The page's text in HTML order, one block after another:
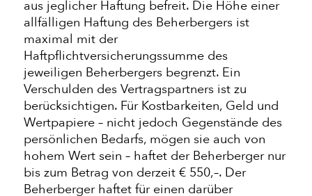
aus jeglicher Haftung befreit. Die Höhe einer
allfälligen Haftung des Beherbergers ist
maximal mit der
Haftpflichtversicherungssumme des
jeweiligen Beherbergers begrenzt. Ein
Verschulden des Vertragspartners ist zu
berücksichtigen. Für Kostbarkeiten, Geld und
Wertpapiere – nicht jedoch Gegenstände des
persönlichen Bedarfs, mögen sie auch von
hohem Wert sein – haftet der Beherberger nur
bis zum Betrag von derzeit € 550,–. Der
Beherberger haftet für einen darüber